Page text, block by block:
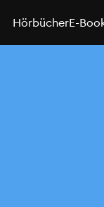
HörbücherE-